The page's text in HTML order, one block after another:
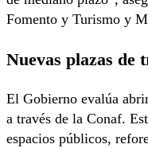
Fomento y Turismo y
Nuevas plazas de
El Gobierno evalúa
a través de la Conaf.
espacios públicos,